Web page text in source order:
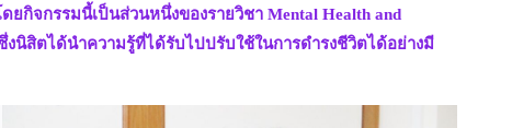
จกรรมนี้เป็นส่วนหนึ่งของรายวิชา Mental Health and
นิสิตได้นำความรู้ที่ได้รับไปปรับใช้ในการดำรงชีวิตได้อย่างมี